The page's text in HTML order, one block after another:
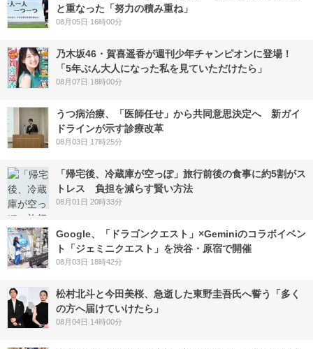
と重なった「努力の積み重ね」
08月05日 16時00分
乃木坂46・賀喜遥香が週刊少年チャンピオンに登場！
「5年ぶん大人になった私を見ていただけたら」
08月07日 18時00分
うつ病治療、「医師任せ」から共同意思決定へ 新ガイ
ドラインが示す診療改革
08月03日 17時25分
「帰宅後、冷蔵庫が空っぽ」旅行前後の食事に約5割がス
トレス 負担を減らす賢い方法
08月01日 20時33分
Google、「ドラゴンクエスト」×Geminiのコラボイベン
ト「ジェミニクエスト」を渋谷・原宿で開催
08月03日 18時42分
松村北斗と今田美桜、急逝した東野圭吾氏へ誓う「多く
の方へ届けていけたら」
08月04日 14時00分